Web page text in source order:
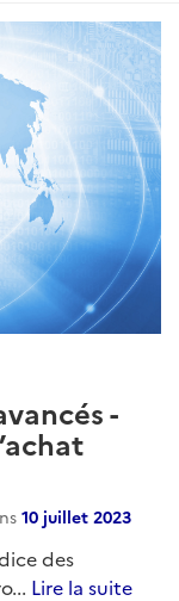
-
10 juillet 2023
des
Lire la suite